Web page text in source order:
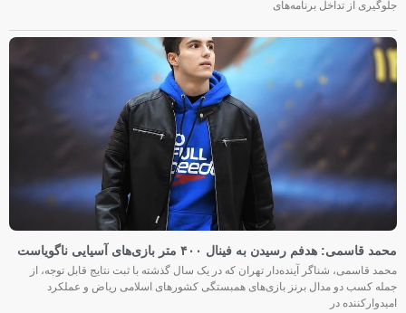
جلوگیری از تداخل برنامه‌های
محمد قاسمی: هدفم رسیدن به فینال ۴۰۰ متر بازی‌های آسیایی ناگویاست
محمد قاسمی، شناگر آینده‌دار تهران که در یک سال گذشته با ثبت نتایج قابل توجه، از
جمله کسب دو مدال برنز بازی‌های همبستگی کشورهای اسلامی ریاض و عملکرد
امیدوارکننده در